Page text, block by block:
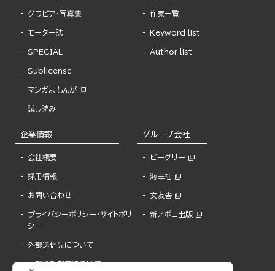
グラビア・写真集
モーター誌
SPECIAL
Sublicense
マンガよもんが
試し読み
作家一覧
Keyword list
Author list
企業情報
会社概要
採用情報
お問い合わせ
プライバシーポリシー・サイトポリ
シー
外部送信先について
内部通報制度について
グループ会社
ビーグリー
海王社
文友舎
新アポロ出版